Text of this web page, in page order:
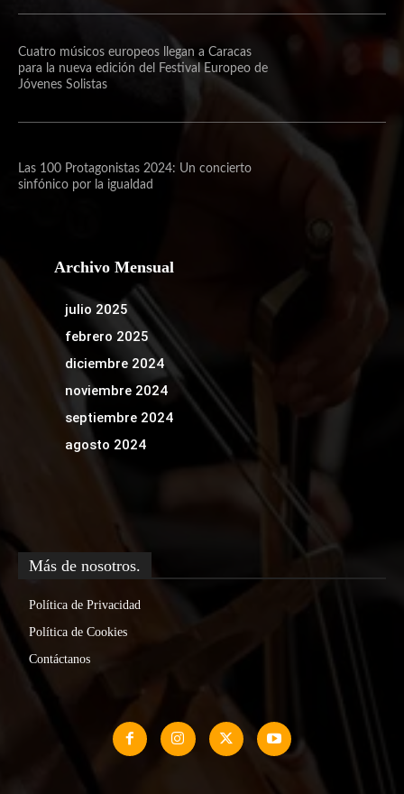
Cuatro músicos europeos llegan a Caracas
para la nueva edición del Festival Europeo de
Jóvenes Solistas
Las 100 Protagonistas 2024: Un concierto
sinfónico por la igualdad
Archivo Mensual
julio 2025
febrero 2025
diciembre 2024
noviembre 2024
septiembre 2024
agosto 2024
Más de nosotros.
Política de Privacidad
Política de Cookies
Contáctanos